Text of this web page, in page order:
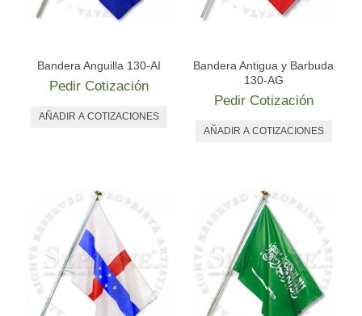
Bandera Anguilla 130-AI
Pedir Cotización
Bandera Antigua y Barbuda
130-AG
Pedir Cotización